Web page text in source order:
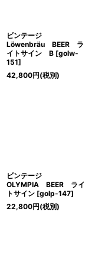
ビンテージ
Löwenbräu BEER ラ
イトサイン B [golw-
151]
42,800円(税別)
ビンテージ
OLYMPIA BEER ライ
トサイン [golp-147]
22,800円(税別)